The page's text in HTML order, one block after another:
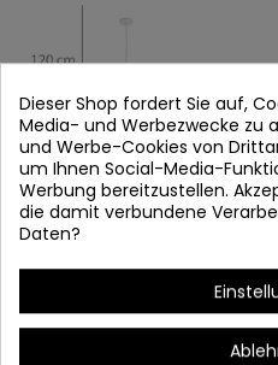
*Die 8798 und 8799 Lampen
Dieser Shop fordert Sie auf,
Media- und Werbezwecke zu
und Werbe-Cookies von
um Ihnen Social-Media-
Werbung bereitzustellen.
die damit verbundene
Daten?